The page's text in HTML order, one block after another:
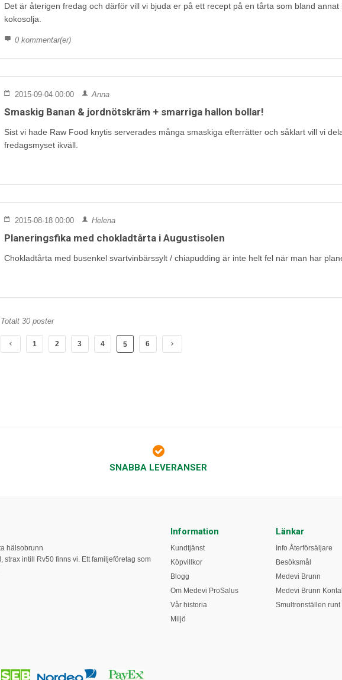
Det är återigen fredag och därför vill vi bjuda er på ett recept på en tårta som bland
kokosolja.
0 kommentar(er)
2015-09-04 00:00 Anna
Smaskig Banan & jordnötskräm + smarriga hallon bollar!
Sist vi hade Raw Food knytis serverades många smaskiga efterrätter och såklart vill vi
fredagsmyset ikväll.
2015-08-18 00:00 Helena
Planeringsfika med chokladtårta i Augustisolen
Chokladtårta med busenkel svartvinbärssylt / chiapudding är inte helt fel när man har
Totalt 30 poster
1 2 3 4 5 6
SNABBA LEVERANSER
hälsobrunn
strax intill Rv50 finns vi. Ett familjeföretag som
Information
Kundtjänst
Köpvillkor
Blogg
Om Medevi ProSalus
Vår historia
Miljö
Länkar
Info Återförsäljare
Besöksmål
Medevi Brunn
Medevi Brunn
Smultronställen runt